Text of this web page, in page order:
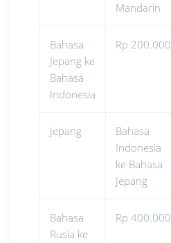
Mandarin
Bahasa
Jepang ke
Bahasa
Indonesia
Rp 200.000
Jepang
Bahasa
Indonesia
ke Bahasa
Jepang
Bahasa
Rusia ke
Rp 400.000